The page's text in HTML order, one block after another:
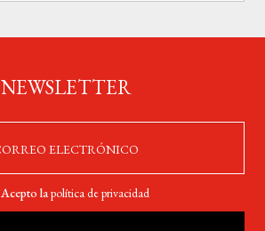
NEWSLETTER
Acepto lapolítica de privacidad